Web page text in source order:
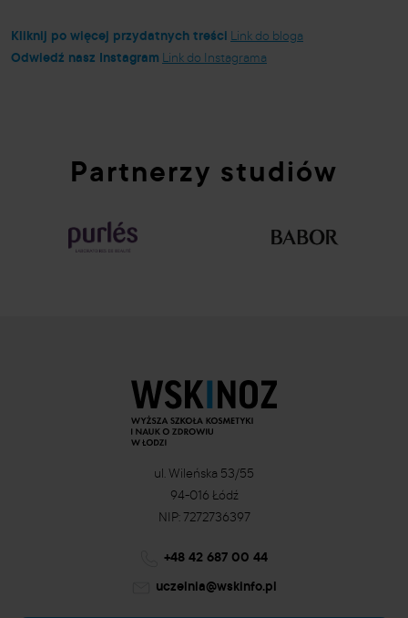
Kliknij po więcej przydatnych treści Link do bloga
Odwiedź nasz Instagram Link do Instagrama
Partnerzy studiów
ul. Wileńska 53/55
94-016 Łódź
NIP: 7272736397
+48 42 687 00 44
uczelnia@wskinfo.pl